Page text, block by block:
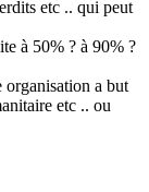
etc .. qui peut
à 50% ? à 90% ?
organisation a but
etc .. ou